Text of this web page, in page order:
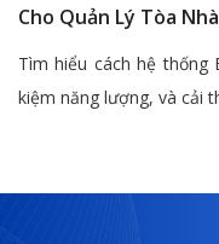
Cho Quản Lý Tòa
Tìm hiểu cách hệ thống
kiệm năng lượng, và cải